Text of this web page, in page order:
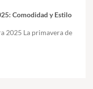
Comodidad y Estilo
2025 La primavera de